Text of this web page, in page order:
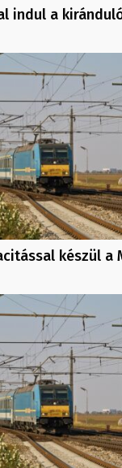
indul a
készül a